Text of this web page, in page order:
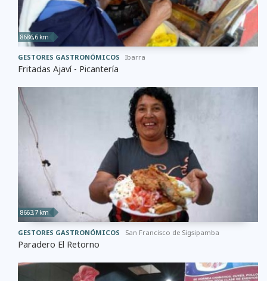
8686,6 km
GESTORES GASTRONÓMICOS Ibarra
Fritadas Ajaví - Picantería
8663,7 km
GESTORES GASTRONÓMICOS San Francisco de Sigsipamba
Paradero El Retorno